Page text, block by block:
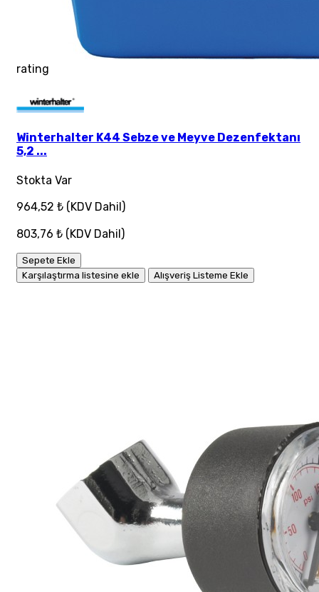
rating
Winterhalter K44 Sebze ve Meyve Dezenfektanı
5,2 ...
Stokta Var
964,52 ₺ (KDV Dahil)
803,76 ₺ (KDV Dahil)
Sepete Ekle
Karşılaştırma listesine ekle
Alışveriş Listeme Ekle